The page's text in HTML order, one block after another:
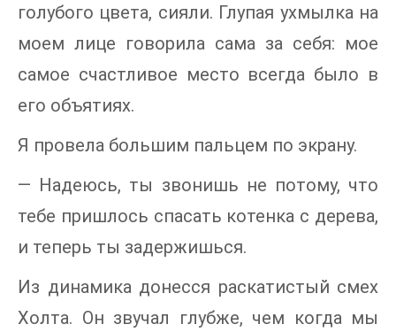
голубого цвета, сияли. Глупая ухмылка на
моем лице говорила сама за себя: мое
самое счастливое место всегда было в
его объятиях.
Я провела большим пальцем по экрану.
— Надеюсь, ты звонишь не потому, что
тебе пришлось спасать котенка с дерева,
и теперь ты задержишься.
Из динамика донесся раскатистый смех
Холта. Он звучал глубже, чем когда мы